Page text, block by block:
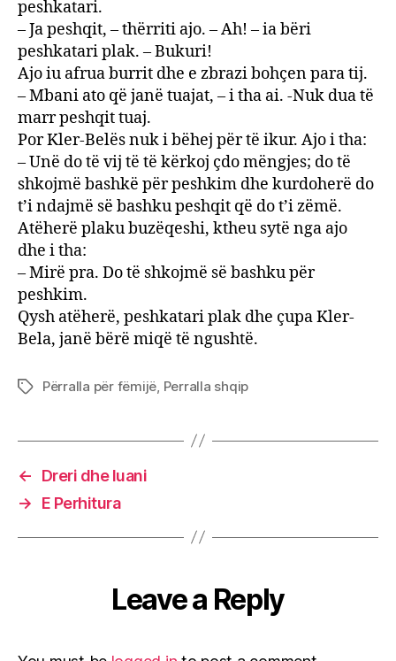
peshkatari.
– Ja peshqit, – thërriti ajo. – Ah! – ia bëri
peshkatari plak. – Bukuri!
Ajo iu afrua burrit dhe e zbrazi bohçen para tij.
– Mbani ato që janë tuajat, – i tha ai. -Nuk dua të
marr peshqit tuaj.
Por Kler-Belës nuk i bëhej për të ikur. Ajo i tha:
– Unë do të vij të të kërkoj çdo mëngjes; do të
shkojmë bashkë për peshkim dhe kurdoherë do
t’i ndajmë së bashku peshqit që do t’i zëmë.
Atëherë plaku buzëqeshi, ktheu sytë nga ajo
dhe i tha:
– Mirë pra. Do të shkojmë së bashku për
peshkim.
Qysh atëherë, peshkatari plak dhe çupa Kler-
Bela, janë bërë miqë të ngushtë.
TagsPërralla për fëmijë Perralla shqip
←
Dreri dhe luani
→
E Perhitura
Leave a Reply